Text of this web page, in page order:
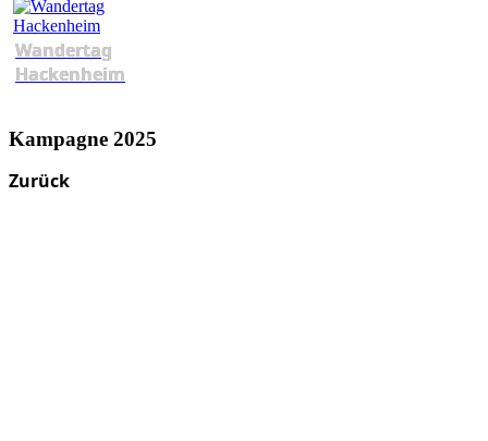
Wandertag
Hackenheim
Kampagne 2025
Zurück